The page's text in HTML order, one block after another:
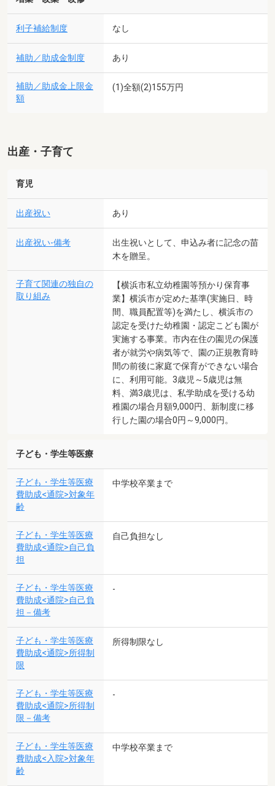
利子補給制度 なし
補助／助成金制度 あり
補助／助成金上限金
額
(1)全額(2)155万円
出産・子育て
育児
出産祝い あり
出産祝い-備考
出生祝いとして、申込み者に記念の苗
木を贈呈。
子育て関連の独自の
取り組み
【横浜市私立幼稚園等預かり保育事
業】横浜市が定めた基準(実施日、時
間、職員配置等)を満たし、横浜市の
認定を受けた幼稚園・認定こども園が
実施する事業。市内在住の園児の保護
者が就労や病気等で、園の正規教育時
間の前後に家庭で保育ができない場合
に、利用可能。3歳児～5歳児は無
料、満3歳児は、私学助成を受ける幼
稚園の場合月額9,000円、新制度に移
行した園の場合0円～9,000円。
子ども・学生等医療
子ども・学生等医療
費助成<通院>対象年
齢
中学校卒業まで
子ども・学生等医療
費助成<通院>自己負
担
自己負担なし
子ども・学生等医療
費助成<通院>自己負
担－備考
-
子ども・学生等医療
費助成<通院>所得制
限
所得制限なし
子ども・学生等医療
費助成<通院>所得制
限－備考
-
子ども・学生等医療
費助成<入院>対象年
齢
中学校卒業まで